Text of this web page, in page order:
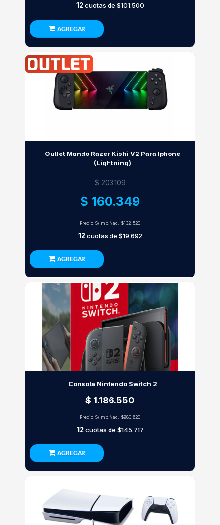
12cuotas de $101.500
AGREGAR
Outlet Mando Razer Kishi V2 Para Iphone
(Lightning)
$ 203.109
$ 160.349
Precio S/Imp.Nac. $132.520
12cuotas de $19.692
AGREGAR
Consola Nintendo Switch 2
$ 1.186.550
Precio S/Imp.Nac. $980.620
12cuotas de $145.717
AGREGAR